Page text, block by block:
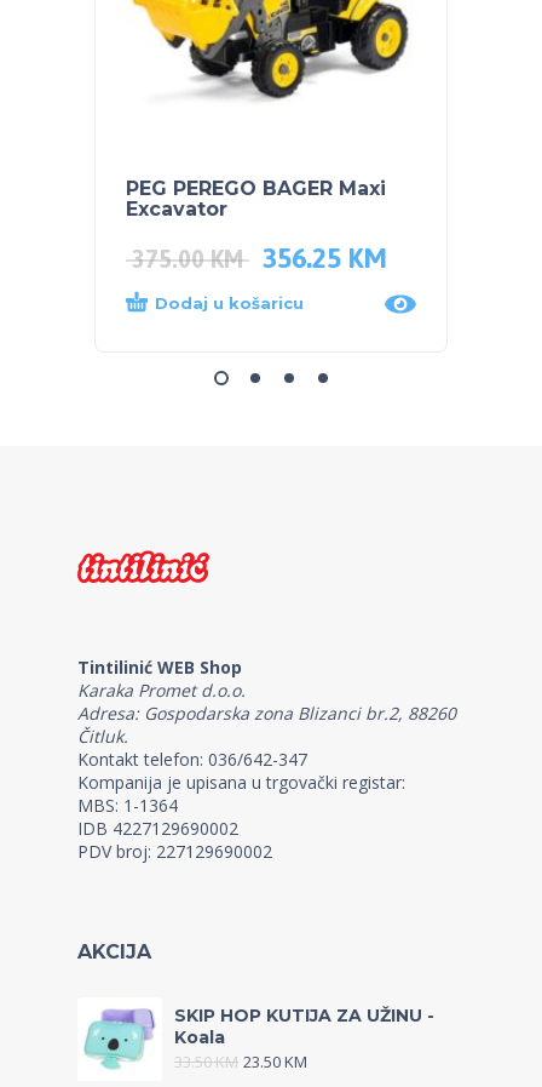
PEG PEREGO BAGER Maxi
Excavator
375.00KM 356.25 KM
Dodaj u košaricu
Tintilinić WEB Shop
Karaka Promet d.o.o.
Adresa: Gospodarska zona Blizanci br.2, 88260
Čitluk.
Kontakt telefon: 036/642-347
Kompanija je upisana u trgovački registar:
MBS: 1-1364
IDB 4227129690002
PDV broj: 227129690002
AKCIJA
SKIP HOP KUTIJA ZA UŽINU -
Koala
33.50KM 23.50KM